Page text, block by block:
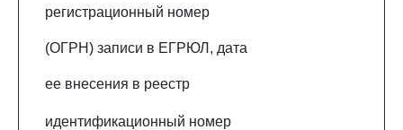
регистрационный номер
(ОГРН) записи в ЕГРЮЛ, дата
ее внесения в реестр
идентификационный номер